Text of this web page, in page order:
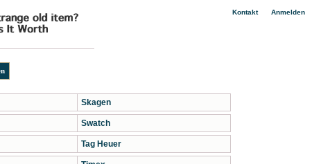
Kontakt| Anmelden
Skagen
Swatch
Tag Heuer